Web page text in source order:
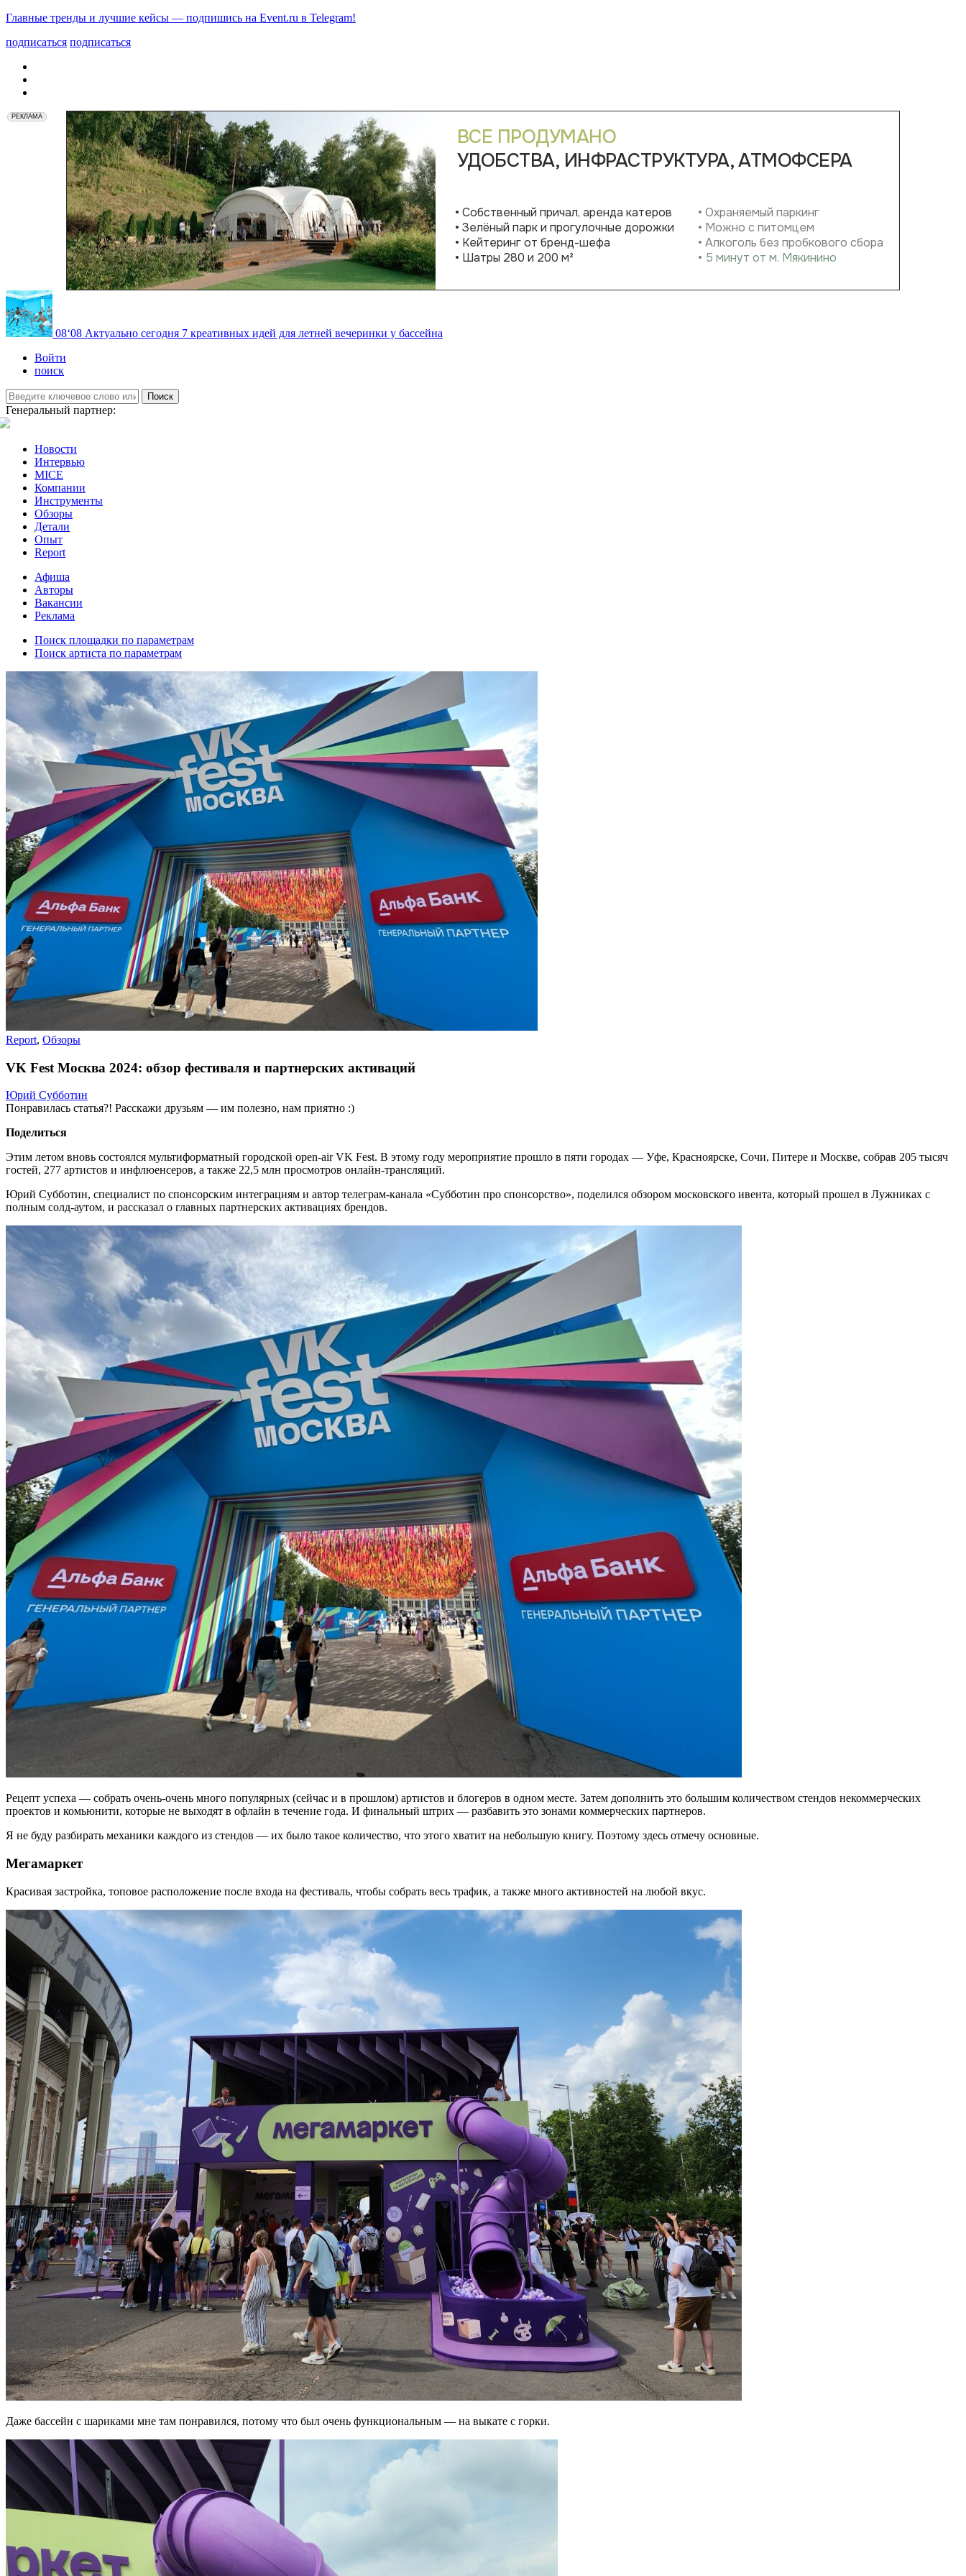
Главные тренды и лучшие кейсы — подпишись на Event.ru в Telegram!
подписаться подписаться
РЕКЛАМА
08‘08 Актуально сегодня 7 креативных идей для летней вечеринки у бассейна
Войти
поиск
Поиск
Генеральный партнер:
Новости
Интервью
MICE
Компании
Инструменты
Обзоры
Детали
Опыт
Report
Афиша
Авторы
Вакансии
Реклама
Поиск площадки по параметрам
Поиск артиста по параметрам
Report, Обзоры
VK Fest Москва 2024: обзор фестиваля и партнерских активаций
Юрий Субботин
Понравилась статья?! Расскажи друзьям — им полезно, нам приятно :)
Поделиться
Этим летом вновь состоялся мультиформатный городской open-air VK Fest. В этому году мероприятие прошло в пяти городах — Уфе, Красноярске, Сочи, Питере и Москве, собрав 205 тысяч
гостей, 277 артистов и инфлюенсеров, а также 22,5 млн просмотров онлайн-трансляций.
Юрий Субботин, специалист по спонсорским интеграциям и автор телеграм-канала «Субботин про спонсорство», поделился обзором московского ивента, который прошел в Лужниках с
полным солд-аутом, и рассказал о главных партнерских активациях брендов.
Рецепт успеха — собрать очень-очень много популярных (сейчас и в прошлом) артистов и блогеров в одном месте. Затем дополнить это большим количеством стендов некоммерческих
проектов и комьюнити, которые не выходят в офлайн в течение года. И финальный штрих — разбавить это зонами коммерческих партнеров.
Я не буду разбирать механики каждого из стендов — их было такое количество, что этого хватит на небольшую книгу. Поэтому здесь отмечу основные.
Мегамаркет
Красивая застройка, топовое расположение после входа на фестиваль, чтобы собрать весь трафик, а также много активностей на любой вкус.
Даже бассейн с шариками мне там понравился, потому что был очень функциональным — на выкате с горки.